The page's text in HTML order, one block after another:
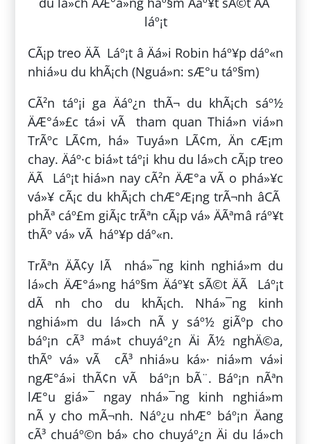
CÃ¡p treo ÄÃ Láº¡t â Äá»i Robin háº¥p dáº«n
nhiá»u du khÃ¡ch (Nguá»n: sÆ°u táº§m)
CÃ²n táº¡i ga Äáº¿n thÃ¬ du khÃ¡ch sáº½
ÄÆ°á»£c tá»i vÃ tham quan Thiá»n viá»n
TrÃºc LÃ¢m, há» Tuyá»n LÃ¢m, Än cÆ¡m
chay. Äáº·c biá»t táº¡i khu du lá»ch cÃ¡p treo
ÄÃ Láº¡t hiá»n nay cÃ²n ÄÆ°a vÃ o phá»¥c
vá»¥ cÃ¡c du khÃ¡ch chÆ°Æ¡ng trÃ¬nh âCÃ
phÃª cáº£m giÃ¡c trÃªn cÃ¡p vá» ÄÃªmâ ráº¥t
thÃº vá» vÃ háº¥p dáº«n.
TrÃªn ÄÃ¢y lÃ nhá»¯ng kinh nghiá»m du
lá»ch ÄÆ°á»ng háº§m Äáº¥t sÃ©t ÄÃ Láº¡t
dÃ nh cho du khÃ¡ch. Nhá»¯ng kinh
nghiá»m du lá»ch nÃ y sáº½ giÃºp cho
báº¡n cÃ³ má»t chuyáº¿n Äi Ã½ nghÄ©a,
thÃº vá» vÃ cÃ³ nhiá»u ká»· niá»m vá»i
ngÆ°á»i thÃ¢n vÃ báº¡n bÃ¨. Báº¡n nÃªn
lÆ°u giá»¯ ngay nhá»¯ng kinh nghiá»m
nÃ y cho mÃ¬nh. Náº¿u nhÆ° báº¡n Äang
cÃ³ chuáº©n bá» cho chuyáº¿n Äi du lá»ch